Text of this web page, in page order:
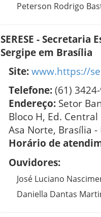
Peterson Rodrigo
SERESE - Secretaria
Sergipe em Brasília
Site:www.https://
Telefone:(61)
Endereço: Setor
Bloco H, Ed.
Asa Norte, Brasília -
Horário de
Ouvidores:
José Luciano
Daniella Dantas